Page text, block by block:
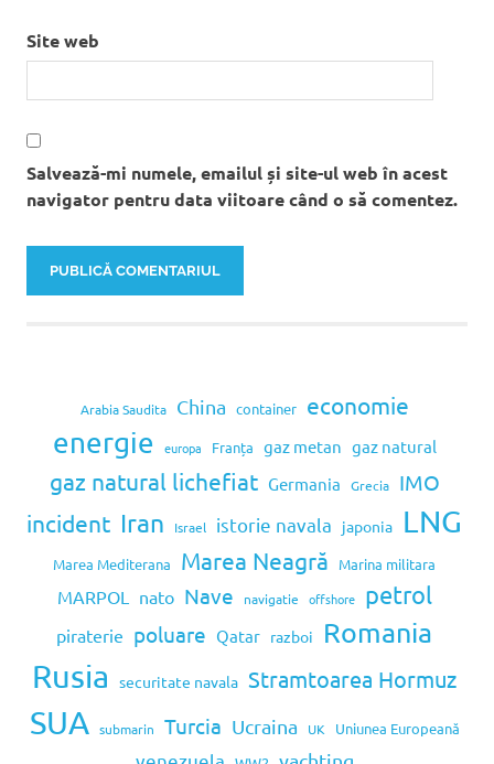
Site web
Salvează-mi numele, emailul și site-ul web în acest
navigator pentru data viitoare când o să comentez.
Arabia Saudita China container economie
energie europa Franța gaz metan gaz natural
gaz natural lichefiat Germania Grecia IMO
incident Iran Israel istorie navala japonia LNG
Marea Mediterana Marea Neagră Marina militara
MARPOL nato Nave navigatie offshore petrol
piraterie poluare Qatar razboi Romania
Rusia securitate navala Stramtoarea Hormuz
SUA submarin Turcia Ucraina UK Uniunea Europeană